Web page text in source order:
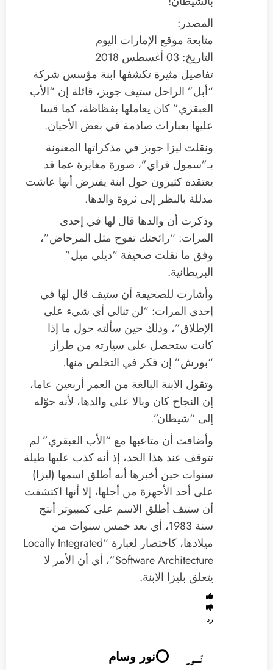
المصدر:
متابعة موقع الإمارات اليوم
التاريخ: 03 أغسطس 2018
تفاصيل مثيرة تكشفها ابنة مؤسس شركة
“أبل” الراحل ستيف جوبز، قائلة إن “الأب
العبقري” كان يعاملها بفظاظة، كما قسا
عليها بعبارات صادمة في بعض الأحيان.
ونقلت ليزا جوبز في مذكراتها المعنونة
بـ”سمول فراي”، صورة مغايرة عما قد
يعتقده كثيرون حول ابنة يفترض أنها عاشت
مدللة بالنظر إلى ثروة والدها.
وذكرت أن والدها قال لها في إحدى
المرات: “رائحتك تفوح مثل المرحاض”،
وفق ما نقلت صحيفة “ديلي ميل”
البريطانية.
وأشارت للصحيفة أن ستيف قال لها في
إحدى المرات: “لن تنالي أي شيء على
الإطلاق”، وذلك حين سألته حول ما إذا
كانت ستحصل على سيارته من طراز
“بورش” إن فكر في التخلص منها.
وتقول الابنة البالغة من العمر أربعين عاما،
إن النجاح كان وبالا على والدها، لأنه حوّله
إلى “شيطان”.
وأضافت أن متاعبها مع “الأب العبقري” لم
تتوقف عند هذا الحد، إذ أنه كذب عليها طيلة
سنوات حين أخبرها أنه أطلق اسمها (ليزا)
على أحد الأجهزة من أجلها، إلا أنها اكتشفت
أن ستيف أطلق الاسم على كمبيوتر أنتج
سنة 1983، أي بعد خمس سنوات من
ميلادها، كاختصار لعبارة “Locally Integrated
Software Architecture”، أي أن الأمر لا
يتعلق بليزا الابنة.
رد
⭕️نور وسام